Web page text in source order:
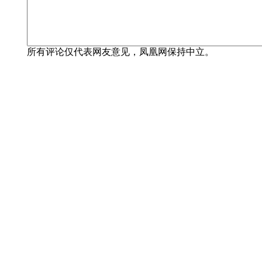
所有评论仅代表网友意见，凤凰网保持中立。